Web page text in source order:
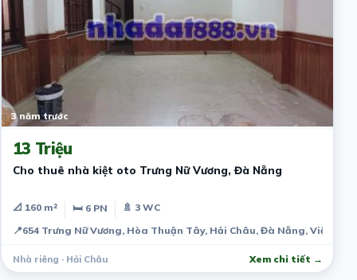
3 năm trước
13 Triệu
Cho thuê nhà kiệt oto Trưng Nữ Vương, Đà Nẵng
📐 160 m² 🛏 6 PN
🚿 3 WC
📍654 Trưng Nữ Vương, Hòa Thuận Tây, Hải Châu, Đà Nẵng, Việt
Nhà riêng · Hải Châu Xem chi tiết →